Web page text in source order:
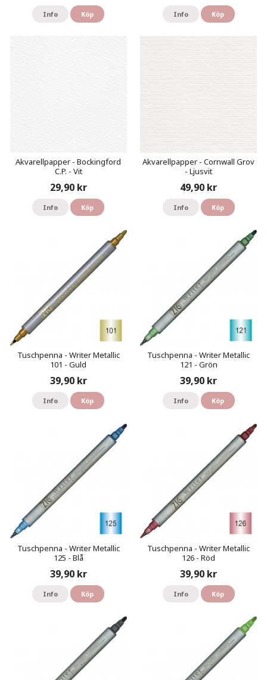
Info Köp Info Köp
Akvarellpapper - Bockingford
C.P. - Vit
29,90 kr
Info Köp
Akvarellpapper - Cornwall Grov
- Ljusvit
49,90 kr
Info Köp
Tuschpenna - Writer Metallic
101 - Guld
39,90 kr
Info Köp
Tuschpenna - Writer Metallic
121 - Grön
39,90 kr
Info Köp
Tuschpenna - Writer Metallic
125 - Blå
39,90 kr
Info Köp
Tuschpenna - Writer Metallic
126 - Röd
39,90 kr
Info Köp